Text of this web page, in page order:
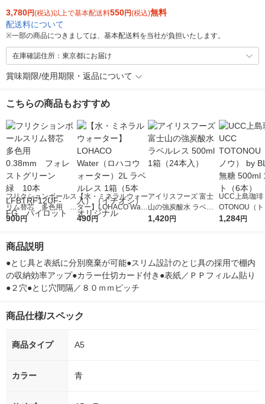
3,780円(税込)以上で基本配送料550円(税込)無料
配送料について
※一部の商品につきましては、基本配送料を当社が負担いたします。
在庫確認住所：東京都にお届け
賞味期限/使用期限・返品について
こちらの商品もおすすめ
フリクションボールス
リム替芯 多色用 0.
38mm フォレストグ
イロット
900円
【水・ミネラルウォー
ター】LOHACO Wate
r（ロハコウォータ
490円
アイリスフーズ 富士
山の強炭酸水 ラベル
レス 500ml 1箱（24
1,420円
UCC上島珈琲
OTONOU（
ウ） by
1,284円
商品説明
●とじ具と表紙に分別廃棄が可能●スリム設計のとじ具の採用で棚内
の収納効率アップ●カラー仕切カード付き●表紙／ＰＰフィルム貼り
●２穴●とじ穴間隔／８０ｍｍピッチ
商品仕様/スペック
商品タイプ A5
カラー 青